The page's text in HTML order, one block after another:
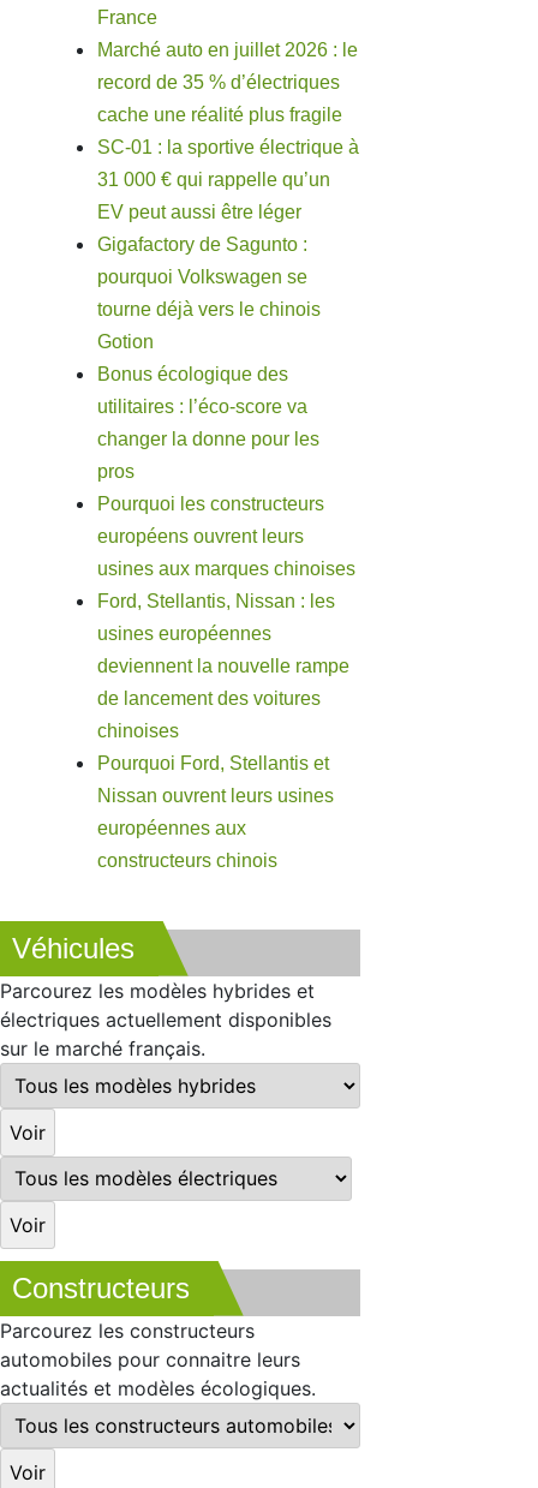
France
Marché auto en juillet 2026 : le
record de 35 % d’électriques
cache une réalité plus fragile
SC-01 : la sportive électrique à
31 000 € qui rappelle qu’un
EV peut aussi être léger
Gigafactory de Sagunto :
pourquoi Volkswagen se
tourne déjà vers le chinois
Gotion
Bonus écologique des
utilitaires : l’éco-score va
changer la donne pour les
pros
Pourquoi les constructeurs
européens ouvrent leurs
usines aux marques chinoises
Ford, Stellantis, Nissan : les
usines européennes
deviennent la nouvelle rampe
de lancement des voitures
chinoises
Pourquoi Ford, Stellantis et
Nissan ouvrent leurs usines
européennes aux
constructeurs chinois
Véhicules
Parcourez les modèles hybrides et
électriques actuellement disponibles
sur le marché français.
Constructeurs
Parcourez les constructeurs
automobiles pour connaitre leurs
actualités et modèles écologiques.